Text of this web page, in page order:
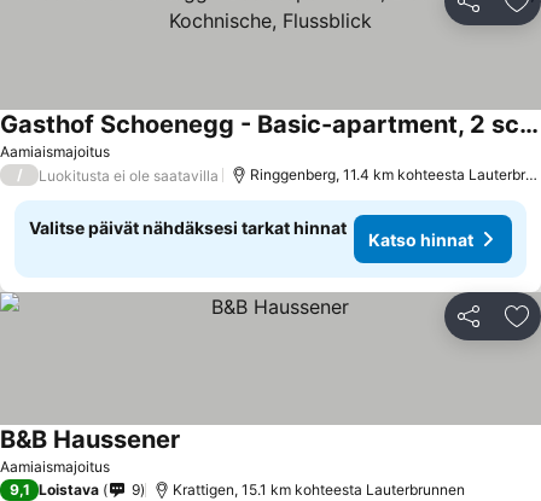
Jaa
Aamiaismajoitus
Gasthof Schoenegg - Basic-apartment, 2 schlafzimmer, Kochnische, Flussblick
/ Luokitusta ei ole saatavilla Ringgenberg, 11.4 km kohteesta Lauterbrunnen
Valitse päivät nähdäksesi tarkat hinnat
Katso hinnat
Jaa
Aamiaismajoitus
B&B Haussener
9,1 Loistava 9 Krattigen, 15.1 km kohteesta Lauterbrunnen